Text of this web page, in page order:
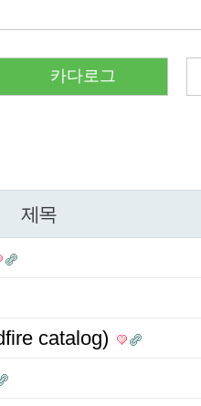
카다로그
제목
catalog)